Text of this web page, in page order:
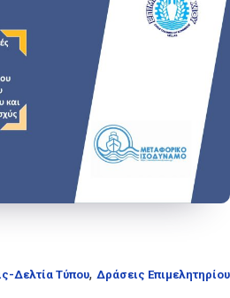
Δελτία Τύπου, Δράσεις Επιμελητηρίου